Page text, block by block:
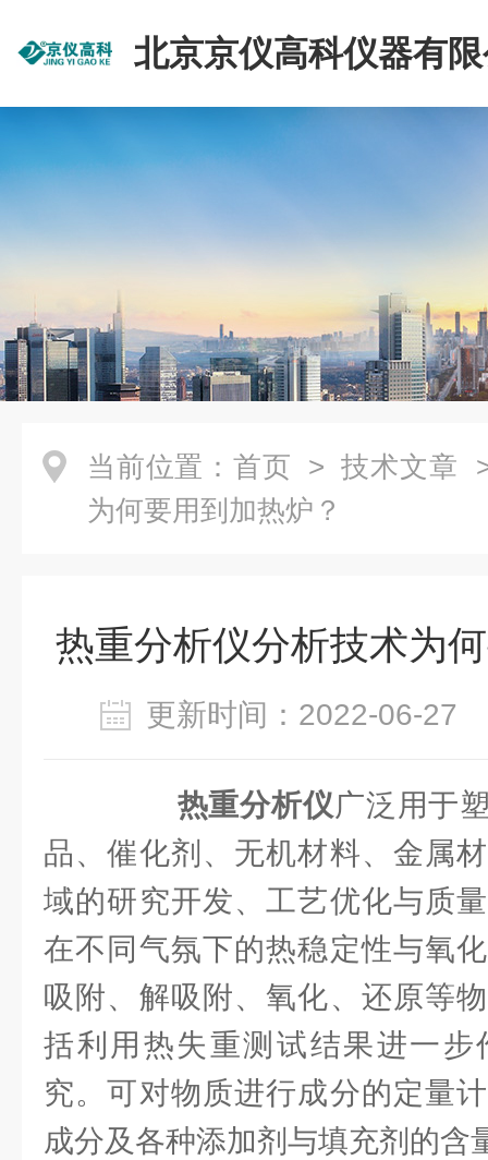
北京京仪高科仪器有
当前位置： 首页 > 技术文章
为何要用到加热炉？
热重分析仪分析技术为
更新时间：2022-06-
热重分析仪广泛用于
品、催化剂、无机材料、金属
域的研究开发、工艺优化与质
在不同气氛下的热稳定性与氧
吸附、解吸附、氧化、还原等
括利用热失重测试结果进一步
究。可对物质进行成分的定量
成分及各种添加剂与填充剂的含